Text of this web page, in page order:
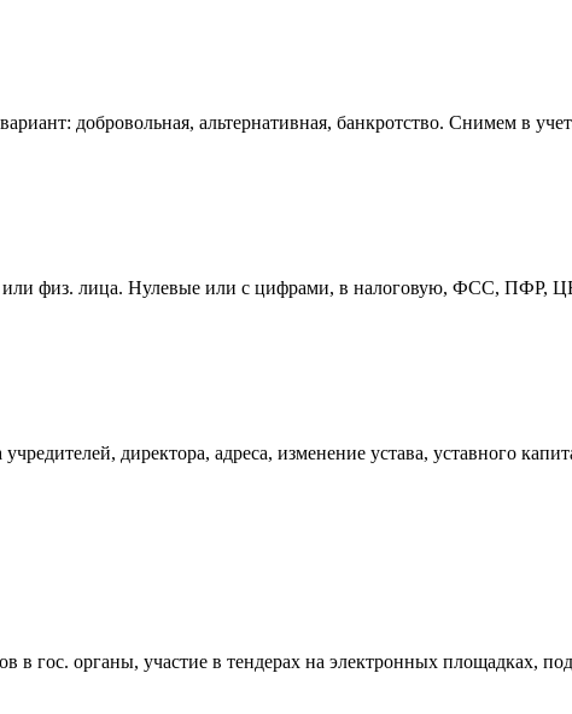
добровольная, альтернативная, банкротство. Снимем в
физ. лица. Нулевые или с цифрами, в налоговую, ФСС, ПФР,
директора, адреса, изменение устава, уставного
в гос. органы, участие в тендерах на электронных площадках,